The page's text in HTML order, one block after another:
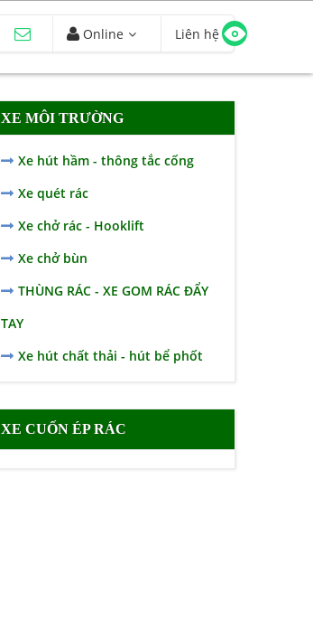
Online Liên hệ
XE MÔI TRƯỜNG
Xe hút hầm - thông tắc cống
Xe quét rác
Xe chở rác - Hooklift
Xe chở bùn
THÙNG RÁC - XE GOM RÁC ĐẨY
TAY
Xe hút chất thải - hút bể phốt
XE CUỐN ÉP RÁC